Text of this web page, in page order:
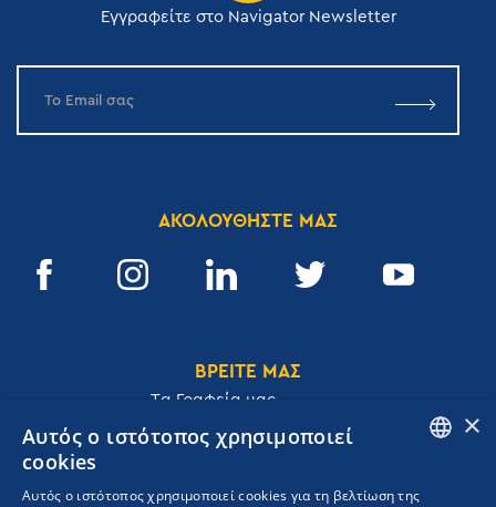
Εγγραφείτε στο Navigator Newsletter
ΑΚΟΛΟΥΘΗΣΤΕ ΜΑΣ
ΒΡΕΙΤΕ ΜΑΣ
Tα Γραφεία μας
Ακαδημίας 32, 106 72, Αθήνα, Ελλάδα
×
Αυτός ο ιστότοπος χρησιμοποιεί
cookies
Αυτός ο ιστότοπος χρησιμοποιεί cookies για τη βελτίωση της